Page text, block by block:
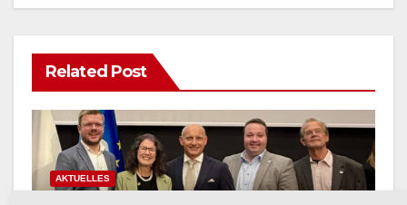
Related Post
AKTUELLES